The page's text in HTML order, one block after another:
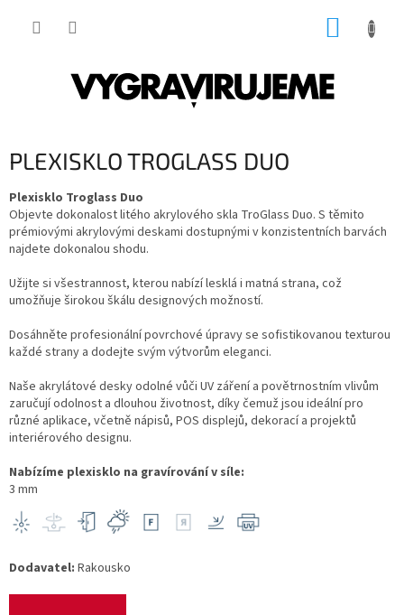
PLEXISKLO TROGLASS DUO
Plexisklo Troglass Duo
Objevte dokonalost litého akrylového skla TroGlass Duo. S těmito
prémiovými akrylovými deskami dostupnými v konzistentních barvách
najdete dokonalou shodu.
Užijte si všestrannost, kterou nabízí lesklá i matná strana, což
umožňuje širokou škálu designových možností.
Dosáhněte profesionální povrchové úpravy se sofistikovanou texturou
každé strany a dodejte svým výtvorům eleganci.
Naše akrylátové desky odolné vůči UV záření a povětrnostním vlivům
zaručují odolnost a dlouhou životnost, díky čemuž jsou ideální pro
různé aplikace, včetně nápisů, POS displejů, dekorací a projektů
interiérového designu.
Nabízíme plexisklo na gravírování v síle:
3 mm
Dodavatel: Rakousko